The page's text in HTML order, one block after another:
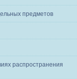
предметов
распространения